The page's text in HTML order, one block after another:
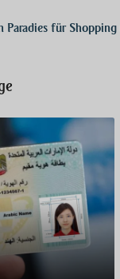
Paradies für